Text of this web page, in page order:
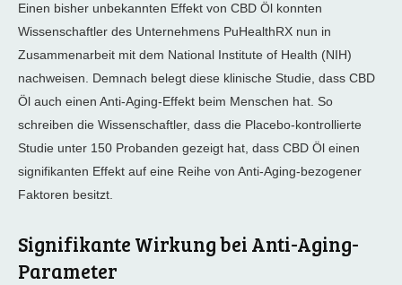
Einen bisher unbekannten Effekt von CBD Öl konnten
Wissenschaftler des Unternehmens PuHealthRX nun in
Zusammenarbeit mit dem National Institute of Health (NIH)
nachweisen. Demnach belegt diese klinische Studie, dass CBD
Öl auch einen Anti-Aging-Effekt beim Menschen hat. So
schreiben die Wissenschaftler, dass die Placebo-kontrollierte
Studie unter 150 Probanden gezeigt hat, dass CBD Öl einen
signifikanten Effekt auf eine Reihe von Anti-Aging-bezogener
Faktoren besitzt.
Signifikante Wirkung bei Anti-Aging-
Parameter